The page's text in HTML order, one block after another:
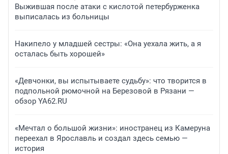
Выжившая после атаки с кислотой петербурженка
выписалась из больницы
Накипело у младшей сестры: «Она уехала жить, а я
осталась быть хорошей»
«Девчонки, вы испытываете судьбу»: что творится в
подпольной рюмочной на Березовой в Рязани —
обзор YA62.RU
«Мечтал о большой жизни»: иностранец из Камеруна
переехал в Ярославль и создал здесь семью —
история